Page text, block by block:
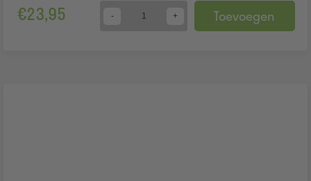
€23,95 Quantity Toevoegen